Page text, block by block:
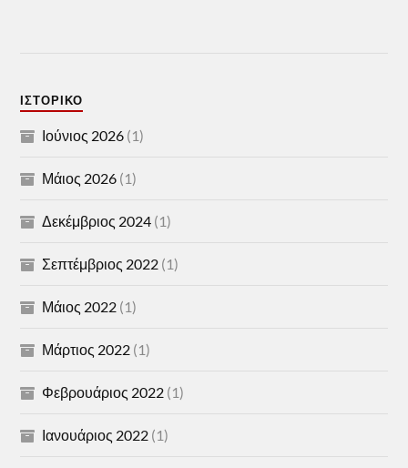
ΙΣΤΟΡΙΚΌ
Ιούνιος 2026 (1)
Μάιος 2026 (1)
Δεκέμβριος 2024 (1)
Σεπτέμβριος 2022 (1)
Μάιος 2022 (1)
Μάρτιος 2022 (1)
Φεβρουάριος 2022 (1)
Ιανουάριος 2022 (1)